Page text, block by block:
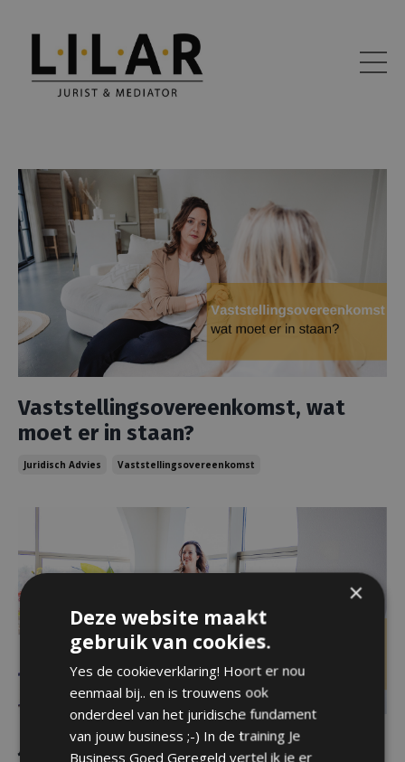
Vaststellingsovereenkomst, wat
moet er in staan?
Juridisch Advies Vaststellingsovereenkomst
Jij bent toch advocaat?
×
Deze website maakt
gebruik van cookies.
Yes de cookieverklaring! Hoort er nou
eenmaal bij.. en is trouwens ook
onderdeel van het juridische fundament
van jouw business ;-) In de training Je
Business Goed Geregeld vertel ik je er